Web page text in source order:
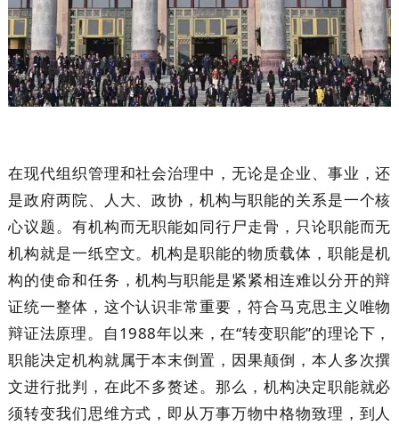
在现代组织管理和社会治理中，无论是企业、事业，还
是政府两院、人大、政协，机构与职能的关系是一个核
心议题。有机构而无职能如同行尸走骨，只论职能而无
机构就是一纸空文。机构是职能的物质载体，职能是机
构的使命和任务，机构与职能是紧紧相连难以分开的辩
证统一整体，这个认识非常重要，符合马克思主义唯物
辩证法原理。自1988年以来，在“转变职能”的理论下，
职能决定机构就属于本末倒置，因果颠倒，本人多次撰
文进行批判，在此不多赘述。那么，机构决定职能就必
须转变我们思维方式，即从万事万物中格物致理，到人